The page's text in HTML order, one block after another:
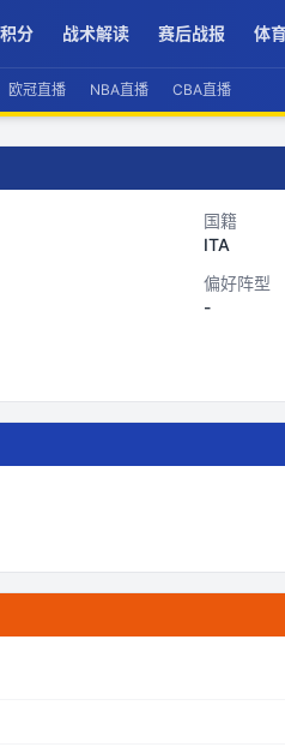
分 战术解读 赛后战报 体
欧冠直播 NBA直播 CBA直播
国籍
ITA
偏好阵型
-